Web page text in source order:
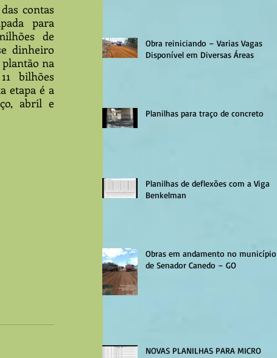
contas
para
de
dinheiro
na
bilhões
etapa é a
abril e
Obra reiniciando – Varias Vagas
Disponível em Diversas Áreas
Planilhas para traço de concreto
Planilhas de deflexões com a Viga
Benkelman
Obras em andamento no município
de Senador Canedo – GO
NOVAS PLANILHAS PARA MICRO